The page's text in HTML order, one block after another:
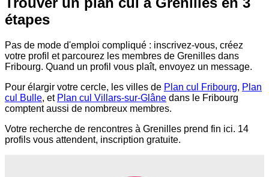
étapes
Pas de mode d'emploi compliqué : inscrivez-vous, créez
votre profil et parcourez les membres de Grenilles dans
Fribourg. Quand un profil vous plaît, envoyez un message.
Pour élargir votre cercle, les villes de Plan cul Fribourg, Plan
cul Bulle, et Plan cul Villars-sur-Glâne dans le Fribourg
comptent aussi de nombreux membres.
Votre recherche de rencontres à Grenilles prend fin ici. 14
profils vous attendent, inscription gratuite.